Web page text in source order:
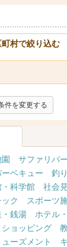
村で絞り込む
件を変更する
サファリパ
ーベキュー 釣り
科学館 社会
ク スポーツ
銭湯 ホテル
ショッピング
ューズメント